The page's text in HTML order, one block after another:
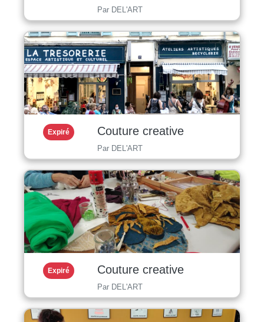
Par DEL'ART
Expiré Couture creative
Par DEL'ART
Expiré Couture creative
Par DEL'ART